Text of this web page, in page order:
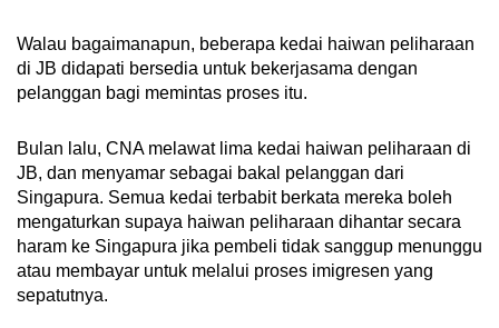
Walau bagaimanapun, beberapa kedai haiwan peliharaan
di JB didapati bersedia untuk bekerjasama dengan
pelanggan bagi memintas proses itu.
Bulan lalu, CNA melawat lima kedai haiwan peliharaan di
JB, dan menyamar sebagai bakal pelanggan dari
Singapura. Semua kedai terbabit berkata mereka boleh
mengaturkan supaya haiwan peliharaan dihantar secara
haram ke Singapura jika pembeli tidak sanggup menunggu
atau membayar untuk melalui proses imigresen yang
sepatutnya.